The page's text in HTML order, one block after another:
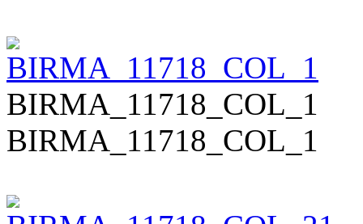
BIRMA_11718_COL_1
BIRMA_11718_COL_1